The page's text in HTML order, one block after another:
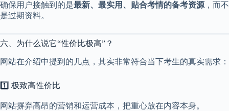
确保用户接触到的是最新、最实用、贴合考情的备考资源 ，而不
是过期资料。
六、为什么说它“性价比极高”？
网站在介绍中提到的几点，其实非常符合当下考生的真实需求：
1️⃣ 极致高性价比
网站摒弃高昂的营销和运营成本，把重心放在内容本身。